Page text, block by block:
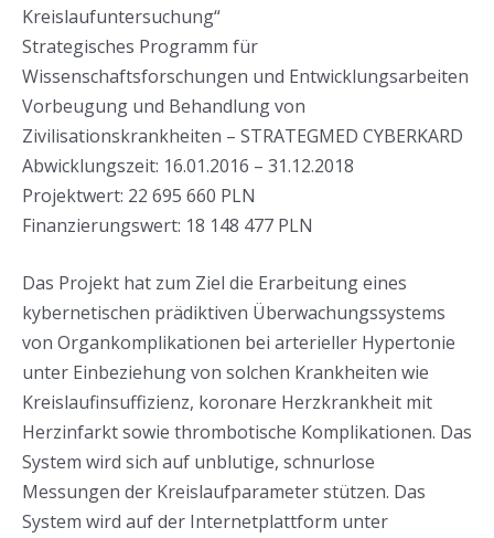
Kreislaufuntersuchung“
Strategisches Programm für
Wissenschaftsforschungen und Entwicklungsarbeiten
Vorbeugung und Behandlung von
Zivilisationskrankheiten – STRATEGMED CYBERKARD
Abwicklungszeit: 16.01.2016 – 31.12.2018
Projektwert: 22 695 660 PLN
Finanzierungswert: 18 148 477 PLN
Das Projekt hat zum Ziel die Erarbeitung eines
kybernetischen prädiktiven Überwachungssystems
von Organkomplikationen bei arterieller Hypertonie
unter Einbeziehung von solchen Krankheiten wie
Kreislaufinsuffizienz, koronare Herzkrankheit mit
Herzinfarkt sowie thrombotische Komplikationen. Das
System wird sich auf unblutige, schnurlose
Messungen der Kreislaufparameter stützen. Das
System wird auf der Internetplattform unter